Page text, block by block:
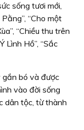
sống tươi mới,
“Cho một
“Chiều thu trên
Lình Hồ”, “Sắc
gắn bó và được
vào đời sống
dân tộc, từ thành